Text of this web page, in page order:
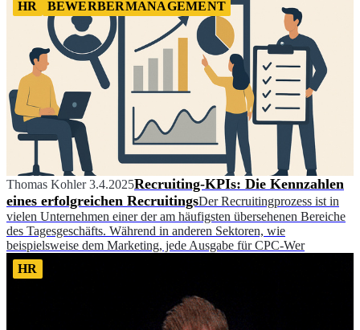
HR BEWERBERMANAGEMENT
Thomas Kohler 3.4.2025Recruiting-KPIs: Die Kennzahlen
eines erfolgreichen RecruitingsDer Recruitingprozess ist in
vielen Unternehmen einer der am häufigsten übersehenen Bereiche
des Tagesgeschäfts. Während in anderen Sektoren, wie
beispielsweise dem Marketing, jede Ausgabe für CPC-Wer
HR